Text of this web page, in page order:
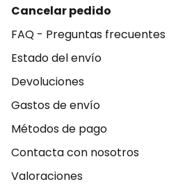
Cancelar pedido
FAQ - Preguntas frecuentes
Estado del envío
Devoluciones
Gastos de envío
Métodos de pago
Contacta con nosotros
Valoraciones